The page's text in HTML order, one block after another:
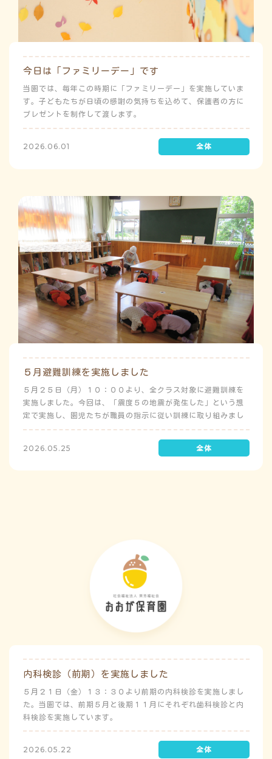
今日は「ファミリーデー」です
当園では、毎年この時期に「ファミリーデー」を実施していま
す。子どもたちが日頃の感謝の気持ちを込めて、保護者の方に
プレゼントを制作して渡します。
2026.06.01
５月避難訓練を実施しました
５月２５日（月）１０：００より、全クラス対象に避難訓練を
実施しました。今回は、「震度５の地震が発生した」という想
定で実施し、園児たちが職員の指示に従い訓練に取り組みまし
た。前庭（駐車場）に全体集合をして人数確認をした後、各ク
ラスに戻り、主担任が防災関係の講話をしました。 ※当園は、
地震発生時は敷地内に避難することを想定（敷地面積が広いた
2026.05.25
内科検診（前期）を実施しました
５月２１日（金）１３：３０より前期の内科検診を実施しまし
た。当園では、前期５月と後期１１月にそれぞれ歯科検診と内
科検診を実施しています。
2026.05.22
ゅう